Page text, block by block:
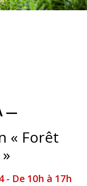
—
« Forêt
- De 10h à 17h